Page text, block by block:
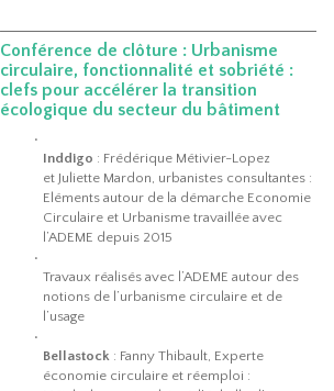
Conférence de clôture : Urbanisme
circulaire, fonctionnalité et sobriété :
clefs pour accélérer la transition
écologique du secteur du bâtiment
Inddigo : Frédérique Métivier-Lopez
et Juliette Mardon, urbanistes consultantes :
Eléments autour de la démarche Economie
Circulaire et Urbanisme travaillée avec
l’ADEME depuis 2015
Travaux réalisés avec l’ADEME autour des
notions de l’urbanisme circulaire et de
l’usage
Bellastock : Fanny Thibault, Experte
économie circulaire et réemploi :